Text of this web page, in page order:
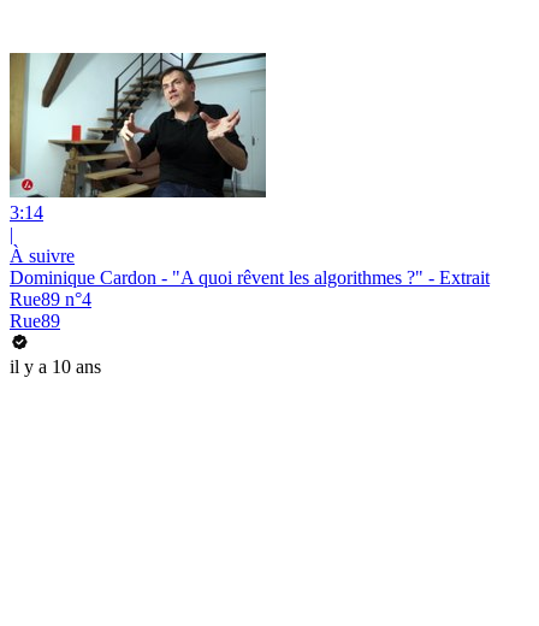
3:14
|
À suivre
Dominique Cardon - "A quoi rêvent les algorithmes ?" - Extrait
Rue89 n°4
Rue89
il y a 10 ans